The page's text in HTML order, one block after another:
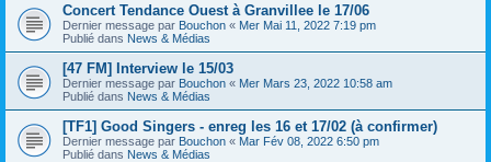
Concert Tendance Ouest à Granvillee le 17/06
Dernier message par Bouchon « Mer Mai 11, 2022 7:19 pm
Publié dans News & Médias
[47 FM] Interview le 15/03
Dernier message par Bouchon « Mer Mars 23, 2022 10:58 am
Publié dans News & Médias
[TF1] Good Singers - enreg les 16 et 17/02 (à confirmer)
Dernier message par Bouchon « Mar Fév 08, 2022 6:50 pm
Publié dans News & Médias